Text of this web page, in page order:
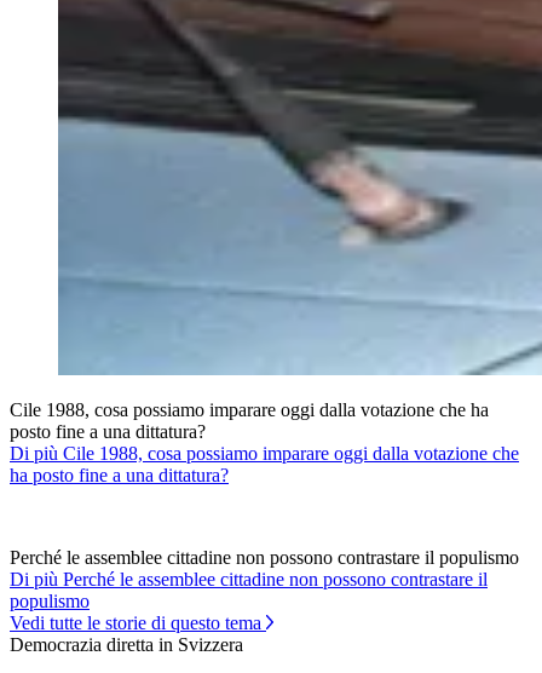
Cile 1988, cosa possiamo imparare oggi dalla votazione che ha
posto fine a una dittatura?
Di più Cile 1988, cosa possiamo imparare oggi dalla votazione che
ha posto fine a una dittatura?
Perché le assemblee cittadine non possono contrastare il populismo
Di più Perché le assemblee cittadine non possono contrastare il
populismo
Vedi tutte le storie di questo tema
Democrazia diretta in Svizzera